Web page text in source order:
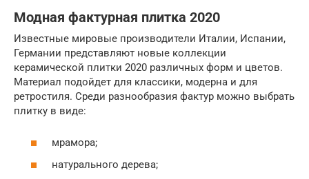
Модная фактурная плитка 2020
Известные мировые производители Италии, Испании,
Германии представляют новые коллекции
керамической плитки 2020 различных форм и цветов.
Материал подойдет для классики, модерна и для
ретростиля. Среди разнообразия фактур можно выбрать
плитку в виде:
мрамора;
натурального дерева;